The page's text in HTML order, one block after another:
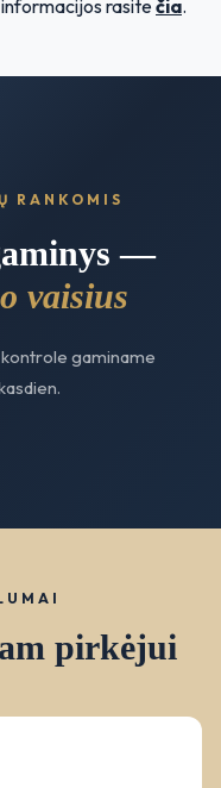
rasitečia.
RANKOMIS
—
vaisius
gaminame
pirkėjui